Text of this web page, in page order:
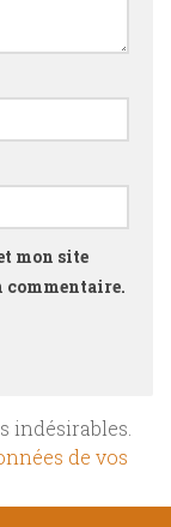
mon site
commentaire.
indésirables.
de vos